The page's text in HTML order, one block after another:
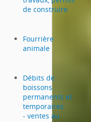
de construire
Fourrière
animale
Débits de
boissons
permanents et
temporaires
- ventes au